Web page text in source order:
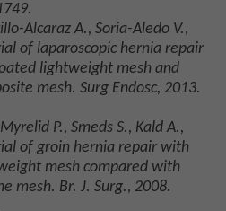
Alcaraz A., Soria-Aledo V.,
of laparoscopic hernia repair
lightweight mesh and
mesh. Surg Endosc, 2013.
P., Smeds S., Kald A.,
of groin hernia repair with
mesh compared with
mesh. Br. J. Surg., 2008.